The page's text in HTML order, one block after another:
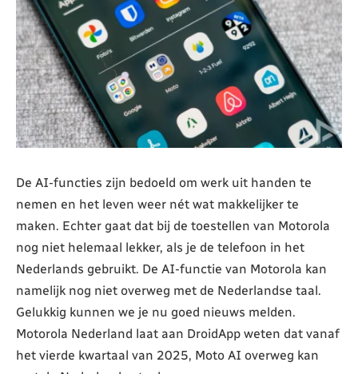
De AI-functies zijn bedoeld om werk uit handen te
nemen en het leven weer nét wat makkelijker te
maken. Echter gaat dat bij de toestellen van Motorola
nog niet helemaal lekker, als je de telefoon in het
Nederlands gebruikt. De AI-functie van Motorola kan
namelijk nog niet overweg met de Nederlandse taal.
Gelukkig kunnen we je nu goed nieuws melden.
Motorola Nederland laat aan DroidApp weten dat vanaf
het vierde kwartaal van 2025, Moto AI overweg kan